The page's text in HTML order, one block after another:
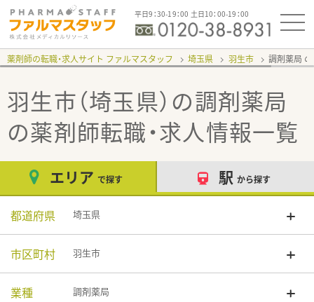
平日9：30-19：00 土日10：00-19：00
薬剤師の転職・求人サイト ファルマスタッフ 埼玉県 羽生市 調剤薬局
羽生市（埼玉県）の調剤薬局
の薬剤師転職・求人情報一覧
エリア で探す 駅 から探す
都道府県 埼玉県
市区町村 羽生市
業種 調剤薬局